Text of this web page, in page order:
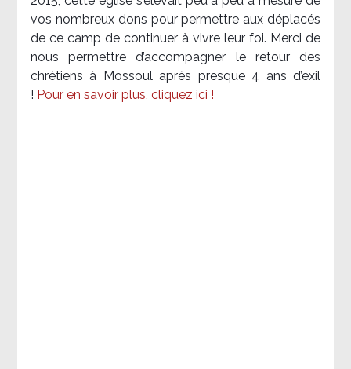
vos nombreux dons pour permettre aux déplacés
de ce camp de continuer à vivre leur foi. Merci de
nous permettre d’accompagner le retour des
chrétiens à Mossoul après presque 4 ans d’exil
! Pour en savoir plus, cliquez ici !